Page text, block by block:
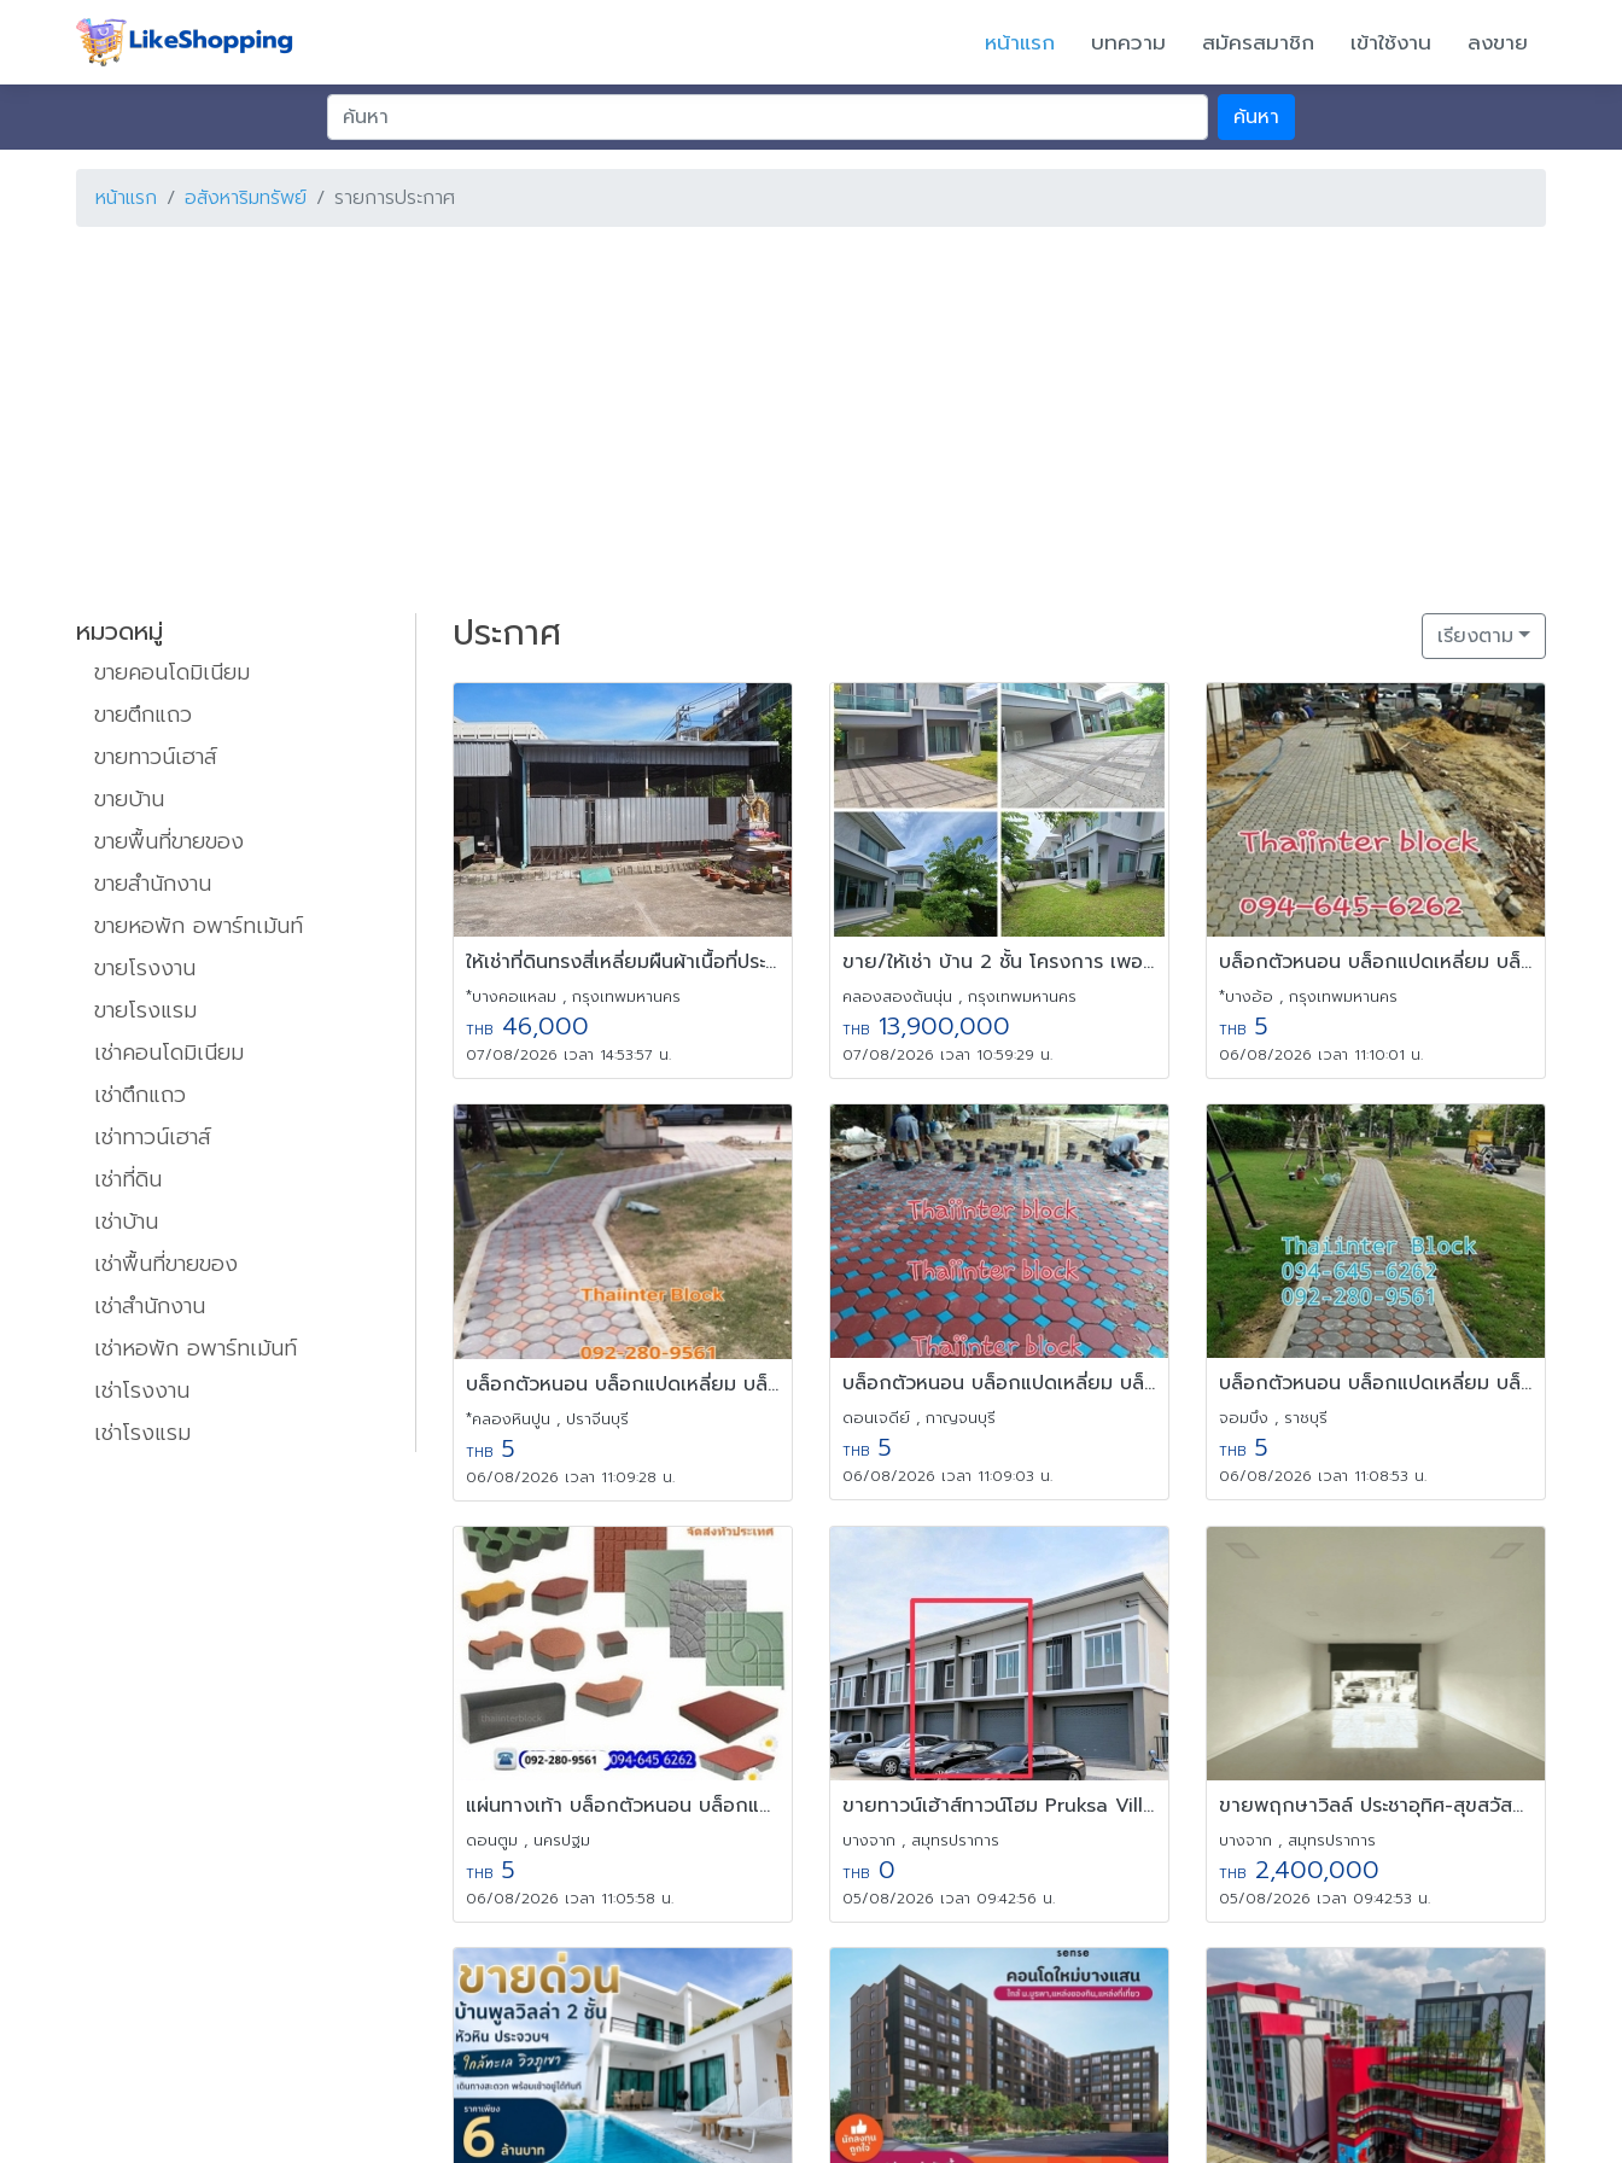
หน้าแรก บทความ สมัครสมาชิก เข้าใช้งาน ลงขาย
ค้นหา
หน้าแรก อสังหาริมทรัพย์ รายการประกาศ
หมวดหมู่
ขายคอนโดมิเนียม
ขายตึกแถว
ขายทาวน์เฮาส์
ขายบ้าน
ขายพื้นที่ขายของ
ขายสำนักงาน
ขายหอพัก อพาร์ทเม้นท์
ขายโรงงาน
ขายโรงแรม
เช่าคอนโดมิเนียม
เช่าตึกแถว
เช่าทาวน์เฮาส์
เช่าที่ดิน
เช่าบ้าน
เช่าพื้นที่ขายของ
เช่าสำนักงาน
เช่าหอพัก อพาร์ทเม้นท์
เช่าโรงงาน
เช่าโรงแรม
ประกาศ เรียงตาม
ให้เช่าที่ดินทรงสี่เหลี่ยมผืนผ้าเนื้อที่ประมาณ53ตร.วา ทำเลทอง
*บางคอแหลม , กรุงเทพมหานคร
THB 46,000
07/08/2026 เวลา 14:53:57 น.
ขาย/ให้เช่า บ้าน 2 ชั้น โครงการ เพอร์เฟค เพลส พระราม 9-กรุงเทพ
คลองสองต้นนุ่น , กรุงเทพมหานคร
THB13,900,000
07/08/2026 เวลา 10:59:29 น.
บล็อกตัวหนอน บล็อกแปดเหลี่ยม บล็อกปูหญ้า 092-280-9561
*บางอ้อ , กรุงเทพมหานคร
THB5
06/08/2026 เวลา 11:10:01 น.
บล็อกตัวหนอน บล็อกแปดเหลี่ยม บล็อกปูหญ้า ติดต่อ0946456262
*คลองหินปูน , ปราจีนบุรี
THB 5
06/08/2026 เวลา 11:09:28 น.
บล็อกตัวหนอน บล็อกแปดเหลี่ยม บล็อกปูหญ้า 092-280-9561
ดอนเจดีย์ , กาญจนบุรี
THB5
06/08/2026 เวลา 11:09:03 น.
บล็อกตัวหนอน บล็อกแปดเหลี่ยม บล็อกปูหญ้า 094-645-6262
จอมบึง , ราชบุรี
THB5
06/08/2026 เวลา 11:08:53 น.
แผ่นทางเท้า บล็อกตัวหนอน บล็อกแปดเหลี่ยม บล็อกปูหญ้า
ดอนตูม , นครปฐม
THB 5
06/08/2026 เวลา 11:05:58 น.
ขายทาวน์เฮ้าส์ทาวน์โฮม Pruksa Ville Prachauthit - Suksawat 78
บางจาก , สมุทรปราการ
THB0
05/08/2026 เวลา 09:42:56 น.
ขายพฤกษาวิลล์ ประชาอุทิศ-สุขสวัสดิ์ 78/ Pruksa Ville Prachauthit
บางจาก , สมุทรปราการ
THB2,400,000
05/08/2026 เวลา 09:42:53 น.